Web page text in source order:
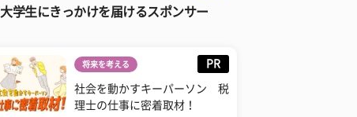
大学生にきっかけを届けるスポンサー
将来を考える PR
社会を動かすキーパーソン 税
理士の仕事に密着取材！